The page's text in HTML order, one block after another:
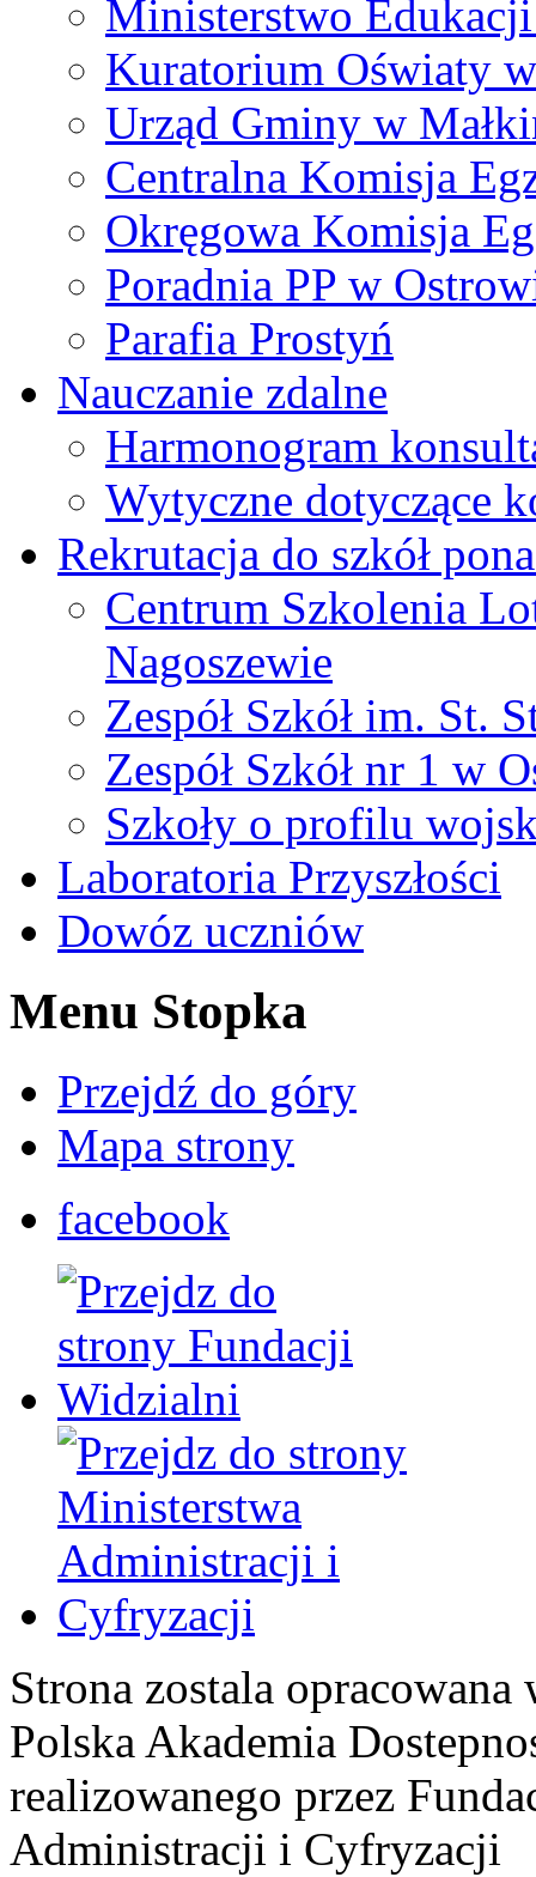
Ministerstwo
Kuratorium Oświaty
Urząd Gminy w
Centralna Komisja
Okręgowa Komisja
Poradnia PP w
Parafia Prostyń
Nauczanie zdalne
Harmonogram
Wytyczne dotyczące
Rekrutacja do szkół
Centrum Szkolenia
Nagoszewie
Zespół Szkół im. St.
Zespół Szkół nr 1 w
Szkoły o profilu
Laboratoria Przyszłości
Dowóz uczniów
Menu Stopka
Przejdź do góry
Mapa strony
facebook
Strona zostala
Polska Akademia
realizowanego przez
Administracji i Cyfryzacji